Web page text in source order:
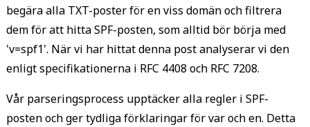
begära alla TXT-poster för en viss domän och filtrera
dem för att hitta SPF-posten, som alltid bör börja med
'v=spf1'. När vi har hittat denna post analyserar vi den
enligt specifikationerna i RFC 4408 och RFC 7208.
Vår parseringsprocess upptäcker alla regler i SPF-
posten och ger tydliga förklaringar för var och en. Detta